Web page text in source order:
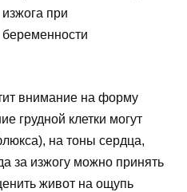
внимание на форму
грудной клетки могут
на тоны сердца,
за изжогу можно принять
живот на ощупь